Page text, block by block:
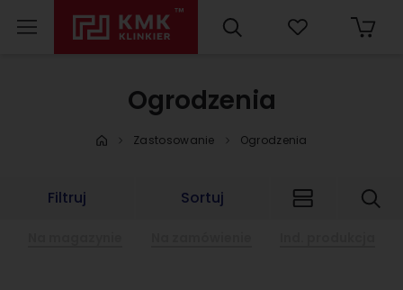
Ogrodzenia
Zastosowanie Ogrodzenia
Filtruj Sortuj